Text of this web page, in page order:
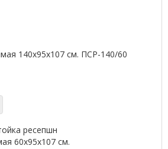
140х95х107 см. ПСР-140/60